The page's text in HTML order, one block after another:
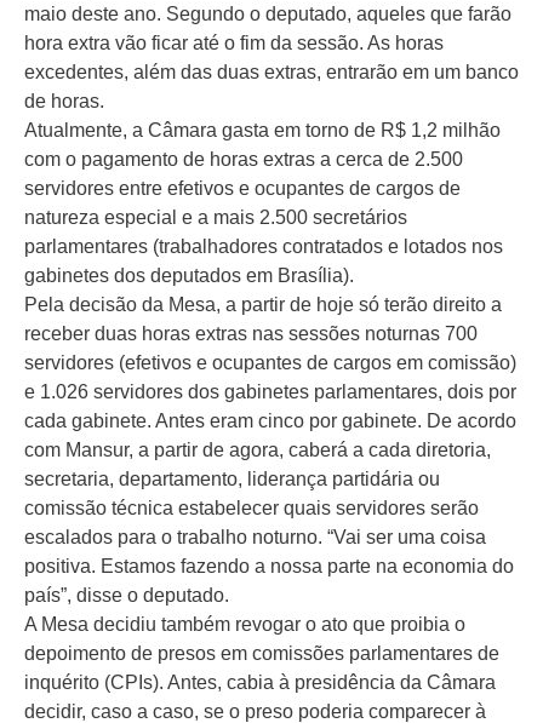
maio deste ano. Segundo o deputado, aqueles que farão
hora extra vão ficar até o fim da sessão. As horas
excedentes, além das duas extras, entrarão em um banco
de horas.
Atualmente, a Câmara gasta em torno de R$ 1,2 milhão
com o pagamento de horas extras a cerca de 2.500
servidores entre efetivos e ocupantes de cargos de
natureza especial e a mais 2.500 secretários
parlamentares (trabalhadores contratados e lotados nos
gabinetes dos deputados em Brasília).
Pela decisão da Mesa, a partir de hoje só terão direito a
receber duas horas extras nas sessões noturnas 700
servidores (efetivos e ocupantes de cargos em comissão)
e 1.026 servidores dos gabinetes parlamentares, dois por
cada gabinete. Antes eram cinco por gabinete. De acordo
com Mansur, a partir de agora, caberá a cada diretoria,
secretaria, departamento, liderança partidária ou
comissão técnica estabelecer quais servidores serão
escalados para o trabalho noturno. “Vai ser uma coisa
positiva. Estamos fazendo a nossa parte na economia do
país”, disse o deputado.
A Mesa decidiu também revogar o ato que proibia o
depoimento de presos em comissões parlamentares de
inquérito (CPIs). Antes, cabia à presidência da Câmara
decidir, caso a caso, se o preso poderia comparecer à